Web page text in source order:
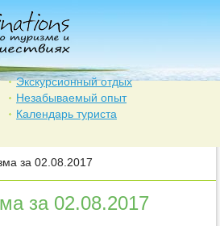
Экскурсионный отдых
Незабываемый опыт
Календарь туриста
за 02.08.2017
за 02.08.2017